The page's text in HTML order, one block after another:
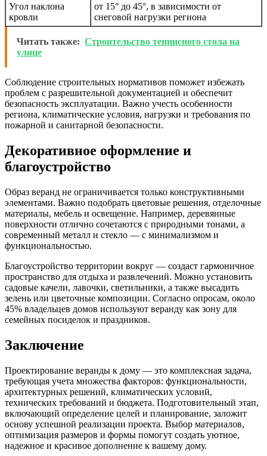
Угол наклона
кровли
от 15° до 45°, в зависимости от
снеговой нагрузки региона
Читать также: Строительство теннисного стола на
улице
Соблюдение строительных нормативов поможет избежать
проблем с разрешительной документацией и обеспечит
безопасность эксплуатации. Важно учесть особенности
региона, климатические условия, нагрузки и требования по
пожарной и санитарной безопасности.
Декоративное оформление и
благоустройство
Образ веранд не ограничивается только конструктивными
элементами. Важно подобрать цветовые решения, отделочные
материалы, мебель и освещение. Например, деревянные
поверхности отлично сочетаются с природными тонами, а
современный металл и стекло — с минимализмом и
функциональностью.
Благоустройство территории вокруг — создаст гармоничное
пространство для отдыха и развлечений. Можно установить
садовые качели, лавочки, светильники, а также высадить
зелень или цветочные композиции. Согласно опросам, около
45% владельцев домов используют веранду как зону для
семейных посиделок и праздников.
Заключение
Проектирование веранды к дому — это комплексная задача,
требующая учета множества факторов: функциональности,
архитектурных решений, климатических условий,
технических требований и бюджета. Подготовительный этап,
включающий определение целей и планирование, заложит
основу успешной реализации проекта. Выбор материалов,
оптимизация размеров и формы помогут создать уютное,
надежное и красивое дополнение к вашему дому.